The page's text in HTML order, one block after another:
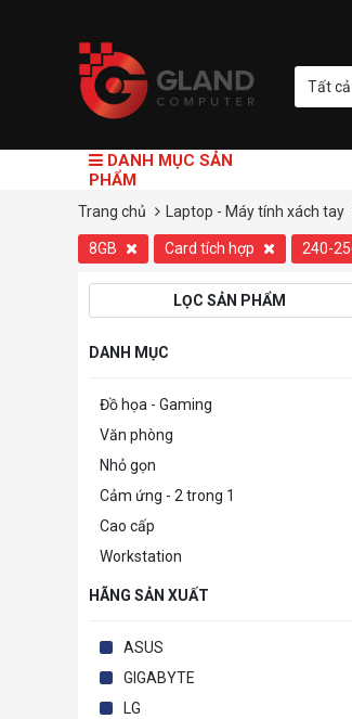
Tất
DANH MỤC SẢN
PHẨM
Trang chủ Laptop - Máy tính xách tay
8GB Card tích hợp 240-
LỌC SẢN PHẨM
DANH MỤC
Đồ họa - Gaming
Văn phòng
Nhỏ gọn
Cảm ứng - 2 trong 1
Cao cấp
Workstation
HÃNG SẢN XUẤT
ASUS
GIGABYTE
LG